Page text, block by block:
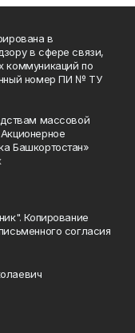
в
в сфере связи,
коммуникаций по
номер ПИ № ТУ
массовой
Башкортостан»
Копирование
согласия